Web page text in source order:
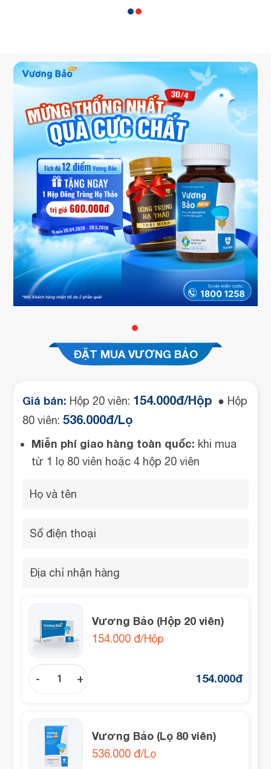
ĐẶT MUA VƯƠNG BẢO
Giá bán: Hộp 20 viên: 154.000đ/Hộp ● Hộp
80 viên:536.000đ/Lọ
Miễn phí giao hàng toàn quốc: khi mua
từ 1 lọ 80 viên hoặc 4 hộp 20 viên
Vương Bảo (Hộp 20 viên)
154.000 đ/Hộp
+
- 154.000đ
Vương Bảo (Lọ 80 viên)
536.000 đ/Lọ